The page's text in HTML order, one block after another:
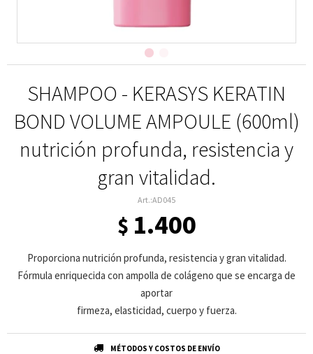
SHAMPOO - KERASYS KERATIN
BOND VOLUME AMPOULE (600ml)
nutrición profunda, resistencia y
gran vitalidad.
AD045
$ 1.400
Proporciona nutrición profunda, resistencia y gran vitalidad.
Fórmula enriquecida con ampolla de colágeno que se encarga de
aportar
firmeza, elasticidad, cuerpo y fuerza.
MÉTODOS Y COSTOS DE ENVÍO